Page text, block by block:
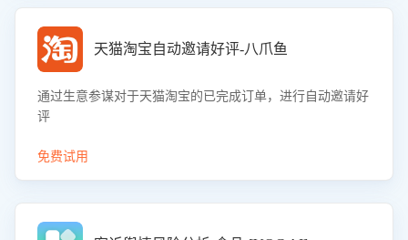
天猫淘宝自动邀请好评-八爪鱼
通过生意参谋对于天猫淘宝的已完成订单，进行自动邀请好
评
免费试用